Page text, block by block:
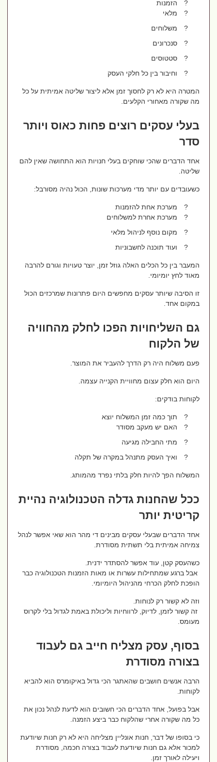
הזמנות
מלאי
משלוחים
סנכרונים
סטטוסים
וחיבור בין כל חלקי העסק
המטרה היא לא רק לחסוך זמן אלא ליצור שליטה אמיתית על כל
מה שקורה מאחורי הקלעים.
בעלי עסקים רוצים פחות כאוס ויותר
סדר
אחד הדברים שהכי שוחקים בעלי חנויות הוא התחושה שאין להם
שליטה.
כשעובדים עם יותר מדי מערכות שונות, הכול נהיה מסורבל:
מערכת אחת להזמנות
מערכת אחרת למשלוחים
מקום נוסף לניהול מלאי
ועוד תוכנה לחשבוניות
המעבר בין כל הכלים האלה גוזל זמן, יוצר טעויות וגורם להרבה
מאוד לחץ יומיומי.
זו הסיבה שיותר עסקים מחפשים היום פתרונות שמרכזים הכול
במקום אחד.
גם השליחויות הפכו לחלק מהחוויה
של הלקוח
פעם משלוח היה רק הדרך להעביר את המוצר.
היום הוא חלק עצום מחוויית הקנייה עצמה.
לקוחות בודקים:
תוך כמה זמן המשלוח יוצא
האם יש מעקב מסודר
מתי החבילה מגיעה
ואיך העסק מתנהל במקרה של תקלה
המשלוח הפך להיות חלק בלתי נפרד מהמותג.
ככל שהחנות גדלה הטכנולוגיה נהיית
קריטית יותר
אחד הדברים שבעלי עסקים מבינים די מהר הוא שאי אפשר לנהל
צמיחה אמיתית בלי תשתית מסודרת.
כשהעסק קטן, עוד אפשר להסתדר ידנית.
אבל ברגע שמתחילות עשרות או מאות הזמנות הטכנולוגיה כבר
הופכת לחלק הכרחי מהניהול היומיומי.
וזה לא קשור רק לנוחות.
זה קשור לזמן, לדיוק, לרווחיות וליכולת באמת לגדול בלי לקרוס
מעומס.
בסוף, עסק מצליח חייב גם לעבוד
בצורה מסודרת
הרבה אנשים חושבים שהאתגר הכי גדול באיקומרס הוא להביא
לקוחות.
אבל בפועל, אחד הדברים הכי חשובים הוא לדעת לנהל נכון את
כל מה שקורה אחרי שהלקוח כבר ביצע הזמנה.
כי בסופו של דבר, חנות אונליין מצליחה היא לא רק חנות שיודעת
למכור אלא גם חנות שיודעת לעבוד בצורה חכמה, מסודרת
ויעילה לאורך זמן.